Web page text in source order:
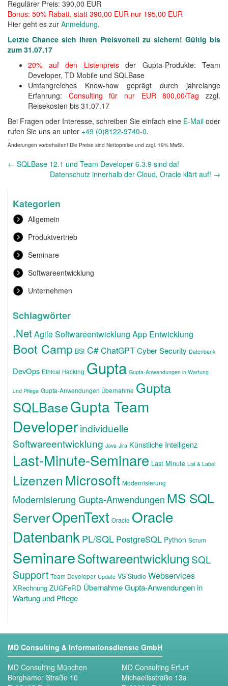
Regulärer Preis: 390,00 EUR
Bonus: 50% Rabatt, statt 390,00 EUR nur 195,00 EUR
Hier geht es zur Anmeldung.
Letzte Chance sich Ihren Preisvorteil zu sichern! Gültig bis
zum 31.07.17
20% auf den Listenpreisder Gupta-Produkte: Team
Developer, TD Mobile und SQLBase
Umfangreiches Know-how geprägt durch jahrelange
Erfahrung: Consulting für nur EUR 800,00/Tag zzgl.
Reisekosten bis 31.07.17
Bei Fragen oder Interesse, schreiben Sie einfach eine E-Mail oder
rufen Sie uns an unter +49 (0)8122-9740-0.
Änderungen vorbehalten! Die Preise sind Nettopreise und zzgl. 19% MwSt.
Andere
Nachrichten
← SQLBase 12.1 und Team Developer 6.3.9 sind da!
Datenschutz innerhalb der Cloud, Oracle klärt auf! →
Kategorien
Allgemein
Produktvertrieb
Seminare
Softwareentwicklung
Unternehmen
Schlagwörter
.NetAgile Softwareentwicklung App Entwicklung
Boot Camp BSI C#ChatGPTCyber Security Datenbank
DevOps Ethical Hacking Gupta Gupta-Anwendungen in Wartung
und Pflege Gupta-Anwendungen Übernahme Gupta
SQLBaseGupta Team
Developerindividuelle
Softwareentwicklung Java Jira Künstliche Intelligenz
Last-Minute-Seminare Last Minute List & Label
Lizenzen Microsoft Modernisierung
Modernisierung Gupta-Anwendungen MS SQL
ServerOpenText Oracle Oracle
DatenbankPL/SQL PostgreSQL Python Scrum
SeminareSoftwareentwicklung SQL
Support Team Developer Update VS Studio Webservices
XRechnung ZUGFeRD Übernahme Gupta-Anwendungen in
Wartung und Pflege
MD Consulting & Informationsdienste GmbH
MD Consulting München
Berghamer Straße 10
MD Consulting Erfurt
Michaelisstraße 13a